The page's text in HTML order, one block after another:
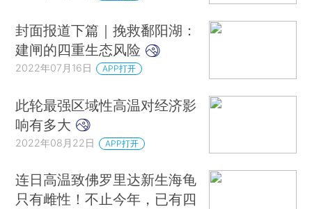
封面报道下篇｜挽救鄱阳湖：
建闸的四重生态风险
2022年07月16日 APP打开
此轮最强区域性高温对经济影
响有多大
2022年08月22日 APP打开
连日高温致佛罗里达新生海龟
只有雌性！不止今年，已有四